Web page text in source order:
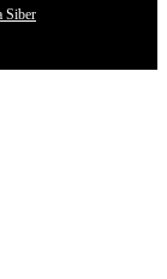
Siber